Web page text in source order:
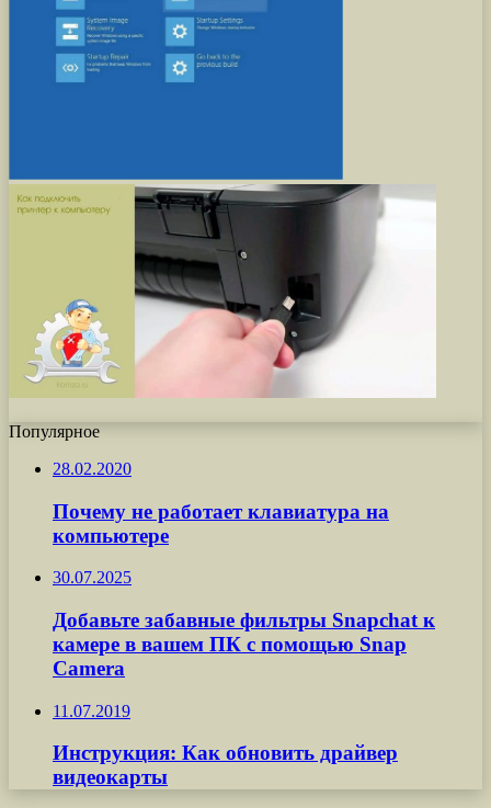
Популярное
28.02.2020
Почему не работает клавиатура на
компьютере
30.07.2025
Добавьте забавные фильтры Snapchat к
камере в вашем ПК с помощью Snap
Camera
11.07.2019
Инструкция: Как обновить драйвер
видеокарты